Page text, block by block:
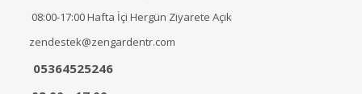
08:00-17:00 Hafta İçi Hergün Ziyarete Açık
zendestek@zengardentr.com
05364525246